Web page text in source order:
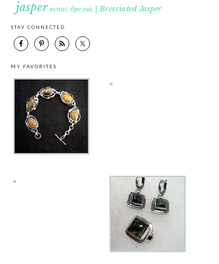
jasperяспис брегча | Brecciated Jasper
STAY CONNECTED
MY FAVORITES